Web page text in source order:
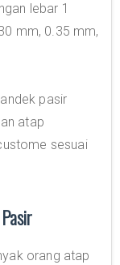
lebar 1
mm, 0.35 mm,
pasir
atap
sesuai
orang atap